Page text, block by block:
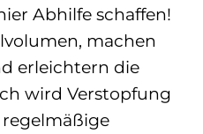
Abhilfe schaffen!
machen
erleichtern die
wird Verstopfung